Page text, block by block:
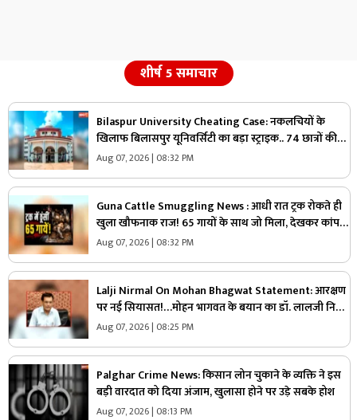
शीर्ष 5 समाचार
Bilaspur University Cheating Case: नकलचियों के
खिलाफ बिलासपुर यूनिवर्सिटी का बड़ा स्ट्राइक.. 74 छात्रों की
परीक्षा रद्द, 45 हजार से ज्यादा छात्रों ने दी थी परीक्षा..
Aug 07, 2026 | 08:32 PM
Guna Cattle Smuggling News : आधी रात ट्रक रोकते ही
खुला खौफनाक राज! 65 गायों के साथ जो मिला, देखकर कांप
उठे लोग
Aug 07, 2026 | 08:32 PM
Lalji Nirmal On Mohan Bhagwat Statement: आरक्षण
पर नई सियासत!…मोहन भागवत के बयान का डॉ. लालजी निर्मल
ने किया स्वागत, सपा और अखिलेश यादव पर साधा निशाना
Aug 07, 2026 | 08:25 PM
Palghar Crime News: किसान लोन चुकाने के व्यक्ति ने इस
बड़ी वारदात को दिया अंजाम, खुलासा होने पर उड़े सबके होश
Aug 07, 2026 | 08:13 PM